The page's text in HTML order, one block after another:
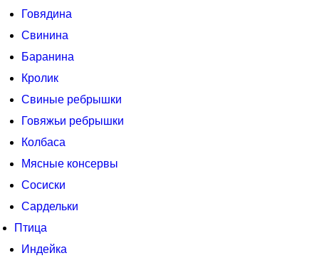
Говядина
Свинина
Баранина
Кролик
Свиные ребрышки
Говяжьи ребрышки
Колбаса
Мясные консервы
Сосиски
Сардельки
Птица
Индейка